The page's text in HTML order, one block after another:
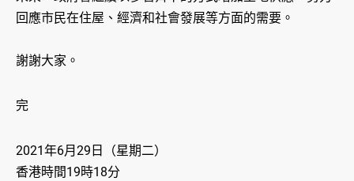
回應市民在住屋、經濟和社會發展等方面的需要。
謝謝大家。
完
2021年6月29日（星期二）
香港時間19時18分